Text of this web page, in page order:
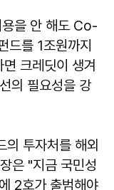
을 안 해도 Co-
드를 1조원까지
크레딧이 생겨
의 필요성을 강
투자처를 해외
은 "지금 국민성
2호가 출범해야